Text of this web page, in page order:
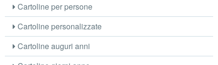
Cartoline per persone
Cartoline personalizzate
Cartoline auguri anni